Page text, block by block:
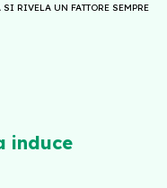
RIVELA UN FATTORE SEMPRE
induce